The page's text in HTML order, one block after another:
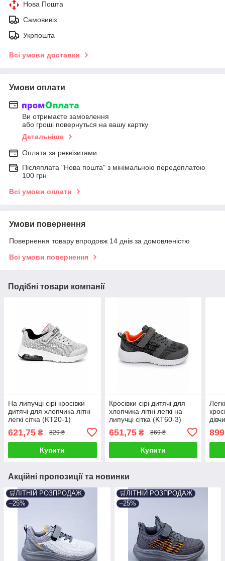
Нова Пошта
Самовивіз
Укрпошта
Всі умови доставки
Умови оплати
Ви отримаєте замовлення
або гроші повернуться на вашу картку
Детальніше
Оплата за реквізитами
Післяплата "Нова пошта" з мінімальною передоплатою
100 грн
Всі умови оплати
Умови повернення
Повернення товару впродовж 14 днів за домовленістю
Всі умови повернення
Подібні товари компанії
На липучці сірі кросівки
дитячі для хлопчика літні
легкі сітка (KT20-1)
621,75 ₴ 829 ₴
Купити
Кросівки сірі дитячі для
хлопчика літні легкі на
липучці сітка (KT60-3)
651,75₴ 869 ₴
Купити
Акційні пропозиції та новинки
🛒ЛІТНІЙ РОЗПРОДАЖ
–25%
🛒ЛІТНІЙ РОЗПРОДАЖ
–25%